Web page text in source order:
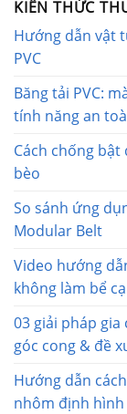
KIẾN THỨC
Hướng dẫn vật
PVC
Băng tải PVC:
tính năng an
Cách chống bật
bèo
So sánh ứng
Modular Belt
Video hướng
không làm bể
03 giải pháp
góc cong & đề
Hướng dẫn
nhôm định hình